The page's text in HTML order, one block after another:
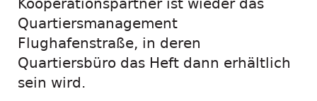
Kooperationspartner ist wieder das
Quartiersmanagement
Flughafenstraße, in deren
Quartiersbüro das Heft dann erhältlich
sein wird.